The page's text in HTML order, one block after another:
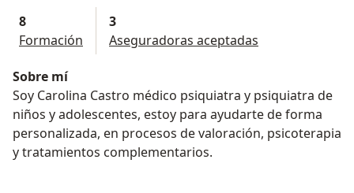
8
Formación
3
Aseguradoras aceptadas
Sobre mí
Soy Carolina Castro médico psiquiatra y psiquiatra de
niños y adolescentes, estoy para ayudarte de forma
personalizada, en procesos de valoración, psicoterapia
y tratamientos complementarios.